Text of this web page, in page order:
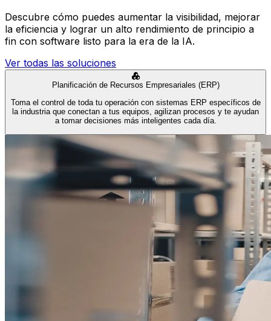
Descubre cómo puedes aumentar la visibilidad, mejorar
la eficiencia y lograr un alto rendimiento de principio a
fin con software listo para la era de la IA.
Ver todas las soluciones
Planificación de Recursos Empresariales (ERP)
Toma el control de toda tu operación con sistemas ERP específicos de
la industria que conectan a tus equipos, agilizan procesos y te ayudan
a tomar decisiones más inteligentes cada día.